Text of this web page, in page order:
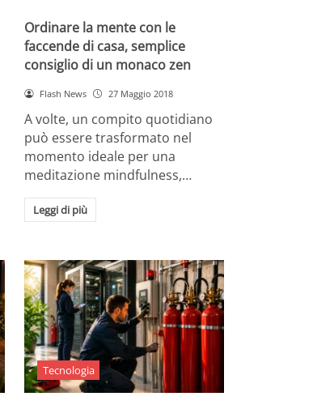
Ordinare la mente con le
faccende di casa, semplice
consiglio di un monaco zen
Flash News 27 Maggio 2018
A volte, un compito quotidiano
può essere trasformato nel
momento ideale per una
meditazione mindfulness,…
Leggi di più
Tecnologia